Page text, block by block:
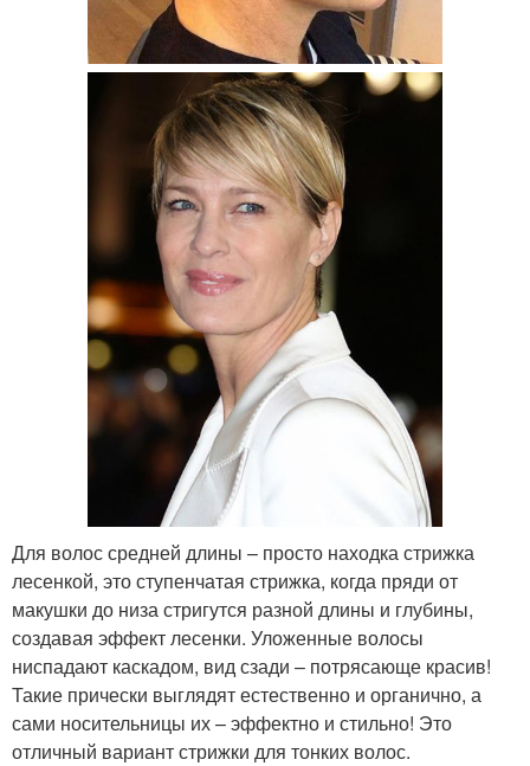
Для волос средней длины – просто находка стрижка
лесенкой, это ступенчатая стрижка, когда пряди от
макушки до низа стригутся разной длины и глубины,
создавая эффект лесенки. Уложенные волосы
ниспадают каскадом, вид сзади – потрясающе красив!
Такие прически выглядят естественно и органично, а
сами носительницы их – эффектно и стильно! Это
отличный вариант стрижки для тонких волос.